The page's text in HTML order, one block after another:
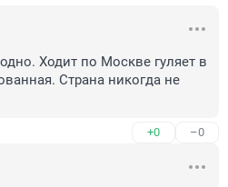
Ходит по Москве гуляет в
Страна никогда не
+0 –0